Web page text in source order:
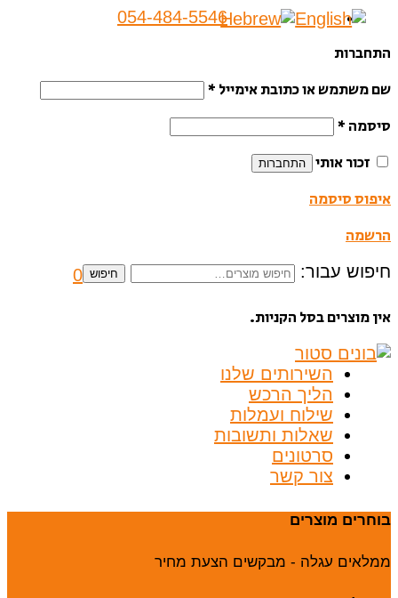
054-484-5546
התחברות
שם משתמש או כתובת אימייל *
סיסמה *
זכור אותי
התחברות
איפוס סיסמה
הרשמה
חיפוש עבור: חיפוש 0
אין מוצרים בסל הקניות.
השירותים שלנו
הליך הרכש
שילוח ועמלות
שאלות ותשובות
סרטונים
צור קשר
בוחרים מוצרים
ממלאים עגלה - מבקשים הצעת מחיר